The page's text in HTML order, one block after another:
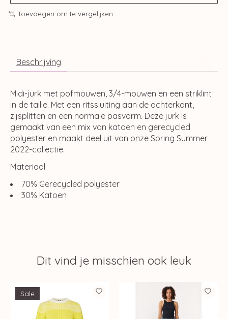
Toevoegen om te vergelijken
Beschrijving
Midi-jurk met pofmouwen, 3/4-mouwen en een striklint
in de taille. Met een ritssluiting aan de achterkant,
zijsplitten en een normale pasvorm. Deze jurk is
gemaakt van een mix van katoen en gerecycled
polyester en maakt deel uit van onze Spring Summer
2022-collectie.
Materiaal:
70% Gerecycled polyester
30% Katoen
Dit vind je misschien ook leuk
Items van productcarrousel
Sale